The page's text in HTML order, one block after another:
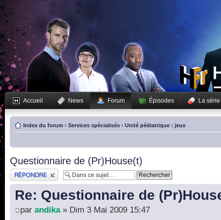
Accueil News Forum Épisodes La série
Index du forum ‹ Services spécialisés ‹ Unité pédiatrique : jeux
Questionnaire de (Pr)House(t)
Publier une réponse
Re: Questionnaire de
par andika» Dim 3 Mai 2009 15:47